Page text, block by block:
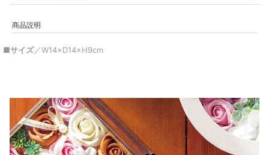
商品説明
■サイズ／W14×D14×H9cm